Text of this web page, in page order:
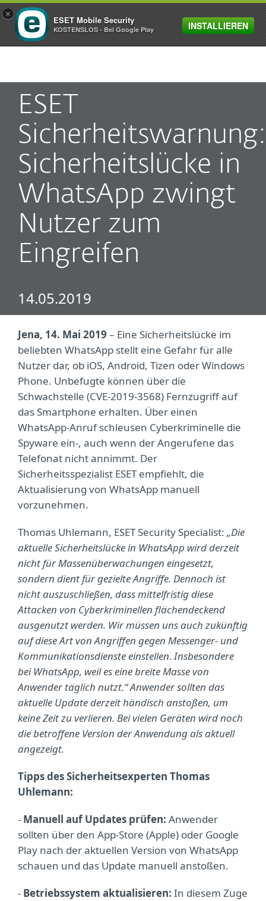
MENU
ESET
Sicherheitswarnung:
Sicherheitslücke in
WhatsApp zwingt
Nutzer zum
Eingreifen
14.05.2019
Jena, 14. Mai 2019 – Eine Sicherheitslücke im
beliebten WhatsApp stellt eine Gefahr für alle
Nutzer dar, ob iOS, Android, Tizen oder Windows
Phone. Unbefugte können über die
Schwachstelle (CVE-2019-3568) Fernzugriff auf
das Smartphone erhalten. Über einen
WhatsApp-Anruf schleusen Cyberkriminelle die
Spyware ein-, auch wenn der Angerufene das
Telefonat nicht annimmt. Der
Sicherheitsspezialist ESET empfiehlt, die
Aktualisierung von WhatsApp manuell
vorzunehmen.
Thomas Uhlemann, ESET Security Specialist: „Die
aktuelle Sicherheitslücke in WhatsApp wird derzeit
nicht für Massenüberwachungen eingesetzt,
sondern dient für gezielte Angriffe. Dennoch ist
nicht auszuschließen, dass mittelfristig diese
Attacken von Cyberkriminellen flächendeckend
ausgenutzt werden. Wir müssen uns auch zukünftig
auf diese Art von Angriffen gegen Messenger- und
Kommunikationsdienste einstellen. Insbesondere
bei WhatsApp, weil es eine breite Masse von
Anwender täglich nutzt.“ Anwender sollten das
aktuelle Update derzeit händisch anstoßen, um
keine Zeit zu verlieren. Bei vielen Geräten wird noch
die betroffene Version der Anwendung als aktuell
angezeigt.
Tipps des Sicherheitsexperten Thomas
Uhlemann:
- Manuell auf Updates prüfen: Anwender
sollten über den App-Store (Apple) oder Google
Play nach der aktuellen Version von WhatsApp
schauen und das Update manuell anstoßen.
- Betriebssystem aktualisieren: In diesem Zuge
×
ESET Mobile Security
KOSTENSLOS - Bei Google Play INSTALLIEREN